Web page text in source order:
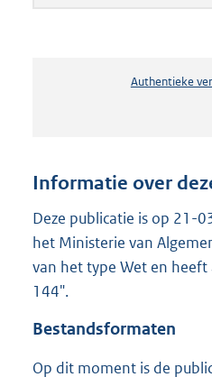
Authentieke
Informatie over
Deze publicatie is op 21-
het Ministerie van
van het type Wet en
144".
Bestandsformaten
Op dit moment is de